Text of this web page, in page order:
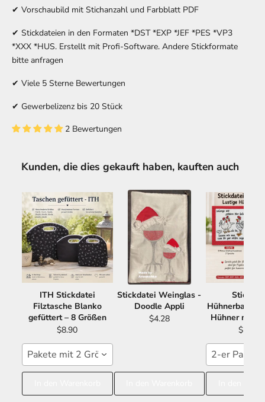
✔ Vorschaubild mit Stichanzahl und Farbblatt PDF
✔ Stickdateien in den Formaten *DST *EXP *JEF *PES *VP3
*XXX *HUS. Erstellt mit Profi-Software. Andere Stickformate
bitte anfragen
✔ Viele 5 Sterne Bewertungen
✔ Gewerbelizenz bis 20 Stück
2 Bewertungen
Kunden, die dies gekauft haben, kauften auch
ITH Stickdatei
Filztasche Blanko
gefüttert – 8 Größen
$8.90
Pakete mit 2 Größen 15x24 16x26
Stickdatei Weinglas -
Doodle Appli
$4.28
Hühnerbande
Hühner mit
$11.21
2-er Paket